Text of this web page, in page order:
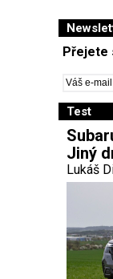
Přejete
Test
Jiný
Lukáš